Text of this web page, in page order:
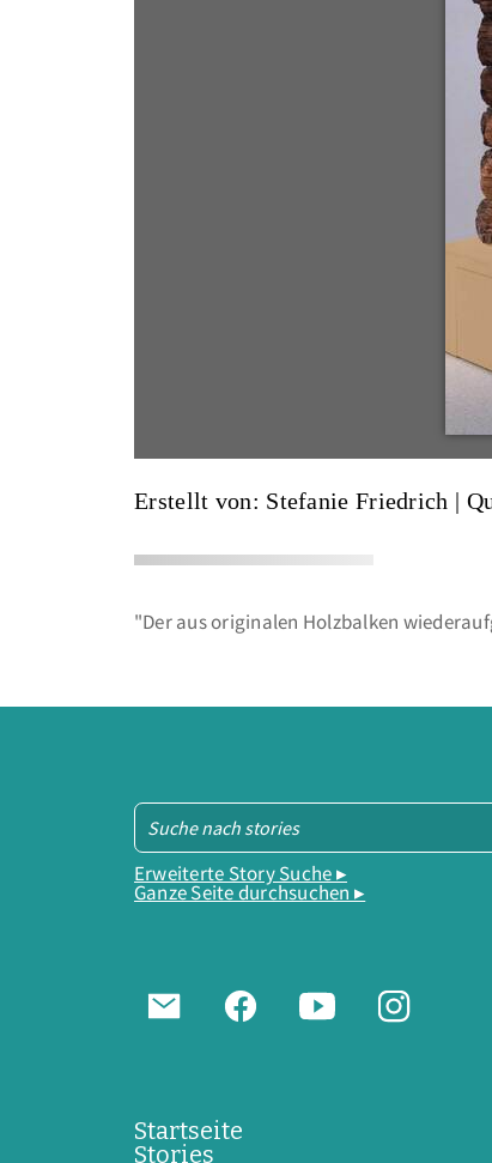
Erstellt von: Stefanie Friedrich |
"Der aus originalen Holzbalken
Erweiterte Story Suche ▸
Ganze Seite durchsuchen ▸
Startseite
Stories